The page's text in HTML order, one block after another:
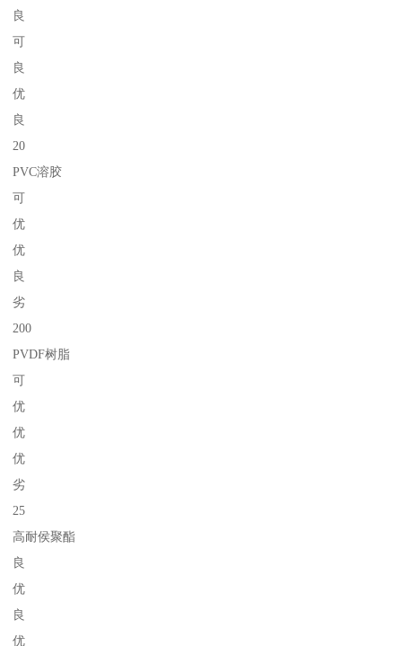
良
可
良
优
良
20
PVC溶胶
可
优
优
良
劣
200
PVDF树脂
可
优
优
优
劣
25
高耐侯聚酯
良
优
良
优